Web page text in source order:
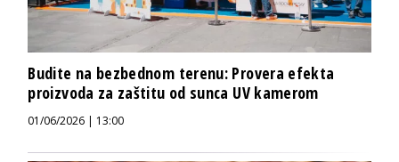
Budite na bezbednom terenu: Provera efekta
proizvoda za zaštitu od sunca UV kamerom
01/06/2026 | 13:00